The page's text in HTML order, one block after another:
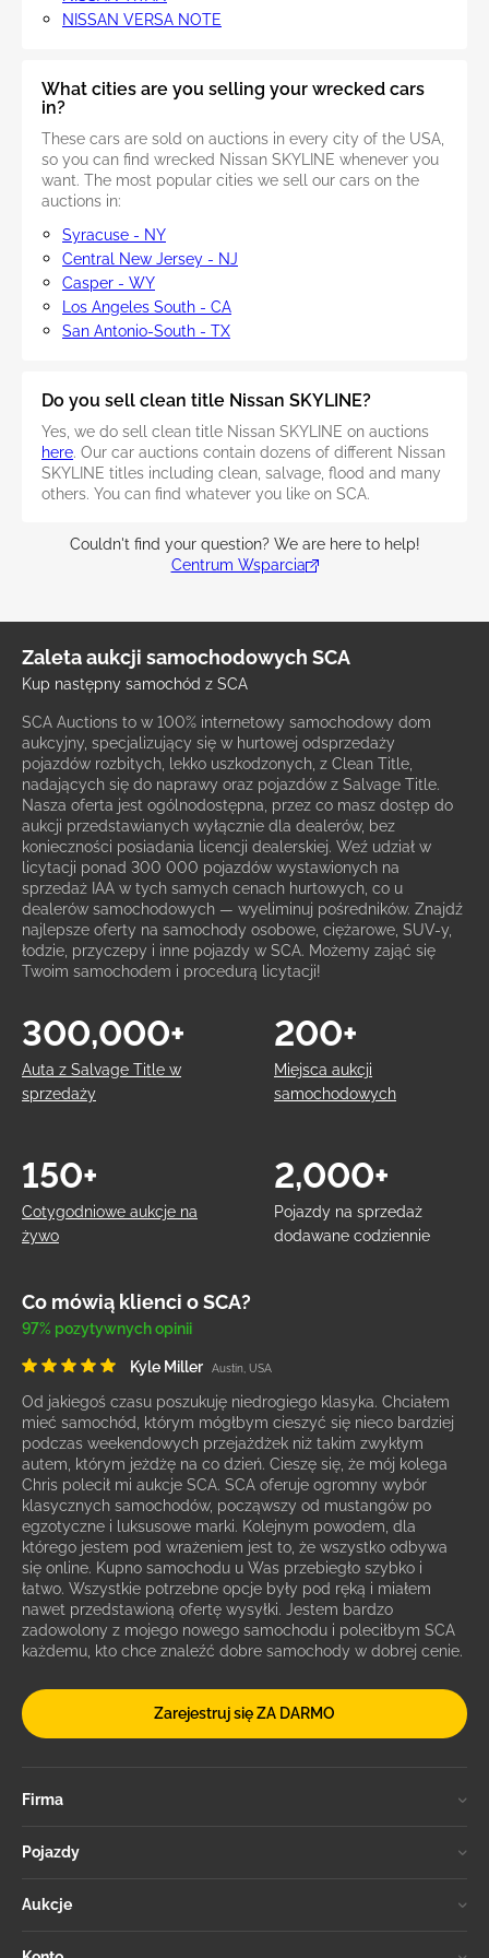
NISSAN VERSA NOTE
What cities are you selling your wrecked cars
in?
These cars are sold on auctions in every city of the USA,
so you can find wrecked Nissan SKYLINE whenever you
want. The most popular cities we sell our cars on the
auctions in:
Syracuse - NY
Central New Jersey - NJ
Casper - WY
Los Angeles South - CA
San Antonio-South - TX
Do you sell clean title Nissan SKYLINE?
Yes, we do sell clean title Nissan SKYLINE on auctions
here. Our car auctions contain dozens of different Nissan
SKYLINE titles including clean, salvage, flood and many
others. You can find whatever you like on SCA.
Couldn't find your question? We are here to help!
Centrum Wsparcia
Zaleta aukcji samochodowych SCA
Kup następny samochód z SCA
SCA Auctions to w 100% internetowy samochodowy dom
aukcyjny, specjalizujący się w hurtowej odsprzedaży
pojazdów rozbitych, lekko uszkodzonych, z Clean Title,
nadających się do naprawy oraz pojazdów z Salvage Title.
Nasza oferta jest ogólnodostępna, przez co masz dostęp do
aukcji przedstawianych wyłącznie dla dealerów, bez
konieczności posiadania licencji dealerskiej. Weź udział w
licytacji ponad 300 000 pojazdów wystawionych na
sprzedaż IAA w tych samych cenach hurtowych, co u
dealerów samochodowych — wyeliminuj pośredników. Znajdź
najlepsze oferty na samochody osobowe, ciężarowe, SUV-y,
łodzie, przyczepy i inne pojazdy w SCA. Możemy zająć się
Twoim samochodem i procedurą licytacji!
Auta z Salvage Title w
sprzedaży
300,000+
Miejsca aukcji
samochodowych
200+
Cotygodniowe aukcje na
żywo
150+
Pojazdy na sprzedaż
dodawane codziennie
2,000+
Co mówią klienci o SCA?
97% pozytywnych opinii
Kyle Miller Austin, USA
Od jakiegoś czasu poszukuję niedrogiego klasyka. Chciałem
mieć samochód, którym mógłbym cieszyć się nieco bardziej
podczas weekendowych przejażdżek niż takim zwykłym
autem, którym jeżdżę na co dzień. Cieszę się, że mój kolega
Chris polecił mi aukcje SCA. SCA oferuje ogromny wybór
klasycznych samochodów, począwszy od mustangów po
egzotyczne i luksusowe marki. Kolejnym powodem, dla
którego jestem pod wrażeniem jest to, że wszystko odbywa
się online. Kupno samochodu u Was przebiegło szybko i
łatwo. Wszystkie potrzebne opcje były pod ręką i miałem
nawet przedstawioną ofertę wysyłki. Jestem bardzo
zadowolony z mojego nowego samochodu i poleciłbym SCA
każdemu, kto chce znaleźć dobre samochody w dobrej cenie.
Zarejestruj się ZA DARMO
Firma
Pojazdy
Aukcje